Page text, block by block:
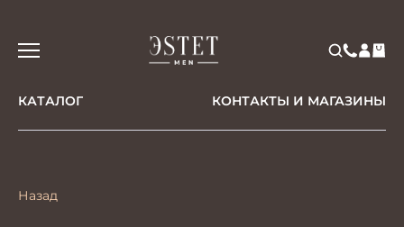
КАТАЛОГ КОНТАКТЫ И МАГАЗИНЫ
Назад